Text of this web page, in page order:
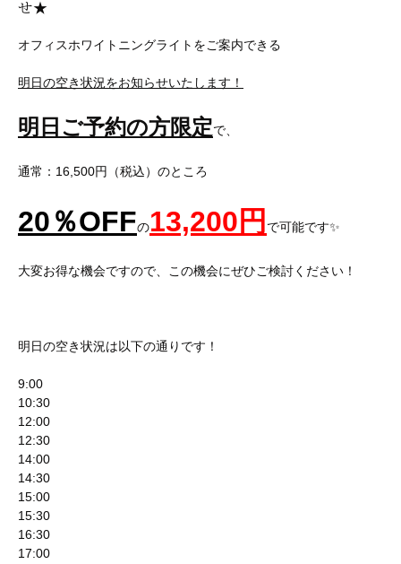
せ★
オフィスホワイトニングライトをご案内できる
明日の空き状況をお知らせいたします！
明日ご予約の方限定で、
通常：16,500円（税込）のところ
20％OFFの13,200 円 で可能です✨
大変お得な機会ですので、この機会にぜひご検討ください！
明日の空き状況は以下の通りです！
9:00
10:30
12:00
12:30
14:00
14:30
15:00
15:30
16:30
17:00